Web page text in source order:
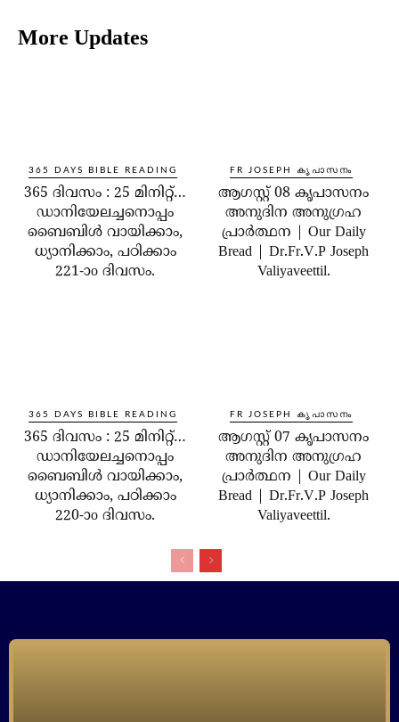
More Updates
365 DAYS BIBLE READING
365 ദിവസം : 25 മിനിറ്റ്…
ഡാനിയേലച്ചനൊപ്പം
ബൈബിൾ വായിക്കാം,
ധ്യാനിക്കാം, പഠിക്കാം
221-ാo ദിവസം.
FR JOSEPH കൃപാസനം
ആഗസ്റ്റ് 08 കൃപാസനം
അനുദിന അനുഗ്രഹ
പ്രാർത്ഥന | Our Daily
Bread | Dr.Fr.V.P Joseph
Valiyaveettil.
365 DAYS BIBLE READING
365 ദിവസം : 25 മിനിറ്റ്…
ഡാനിയേലച്ചനൊപ്പം
ബൈബിൾ വായിക്കാം,
ധ്യാനിക്കാം, പഠിക്കാം
220-ാo ദിവസം.
FR JOSEPH കൃപാസനം
ആഗസ്റ്റ് 07 കൃപാസനം
അനുദിന അനുഗ്രഹ
പ്രാർത്ഥന | Our Daily
Bread | Dr.Fr.V.P Joseph
Valiyaveettil.